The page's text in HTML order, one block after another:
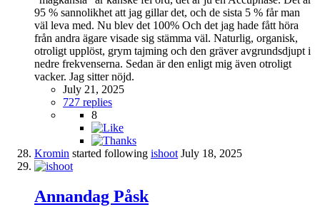
95 % sannolikhet att jag gillar det, och de sista 5 % får man
väl leva med. Nu blev det 100% Och det jag hade fått höra
från andra ägare visade sig stämma väl. Naturlig, organisk,
otroligt upplöst, grym tajming och den gräver avgrundsdjupt i
nedre frekvenserna. Sedan är den enligt mig även otroligt
vacker. Jag sitter nöjd.
July 21, 2025
727 replies
8
Kromin started following ishoot July 18, 2025
Annandag Påsk